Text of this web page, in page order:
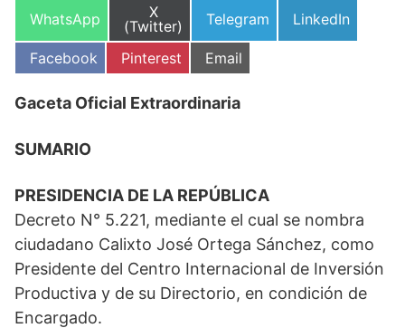
Compartir
WhatsApp
Compartir
en
X
(Twitter)
Compartir
Telegram
Compartir
LinkedIn
Compartir
en
Facebook
Compartir
en
Pinterest
Compartir
en
Email
Gaceta Oficial Extraordinaria
SUMARIO
PRESIDENCIA DE LA REPÚBLICA
Decreto N° 5.221, mediante el cual se nombra
ciudadano Calixto José Ortega Sánchez, como
Presidente del Centro Internacional de Inversión
Productiva y de su Directorio, en condición de
Encargado.